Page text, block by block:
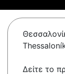
Δείτε το